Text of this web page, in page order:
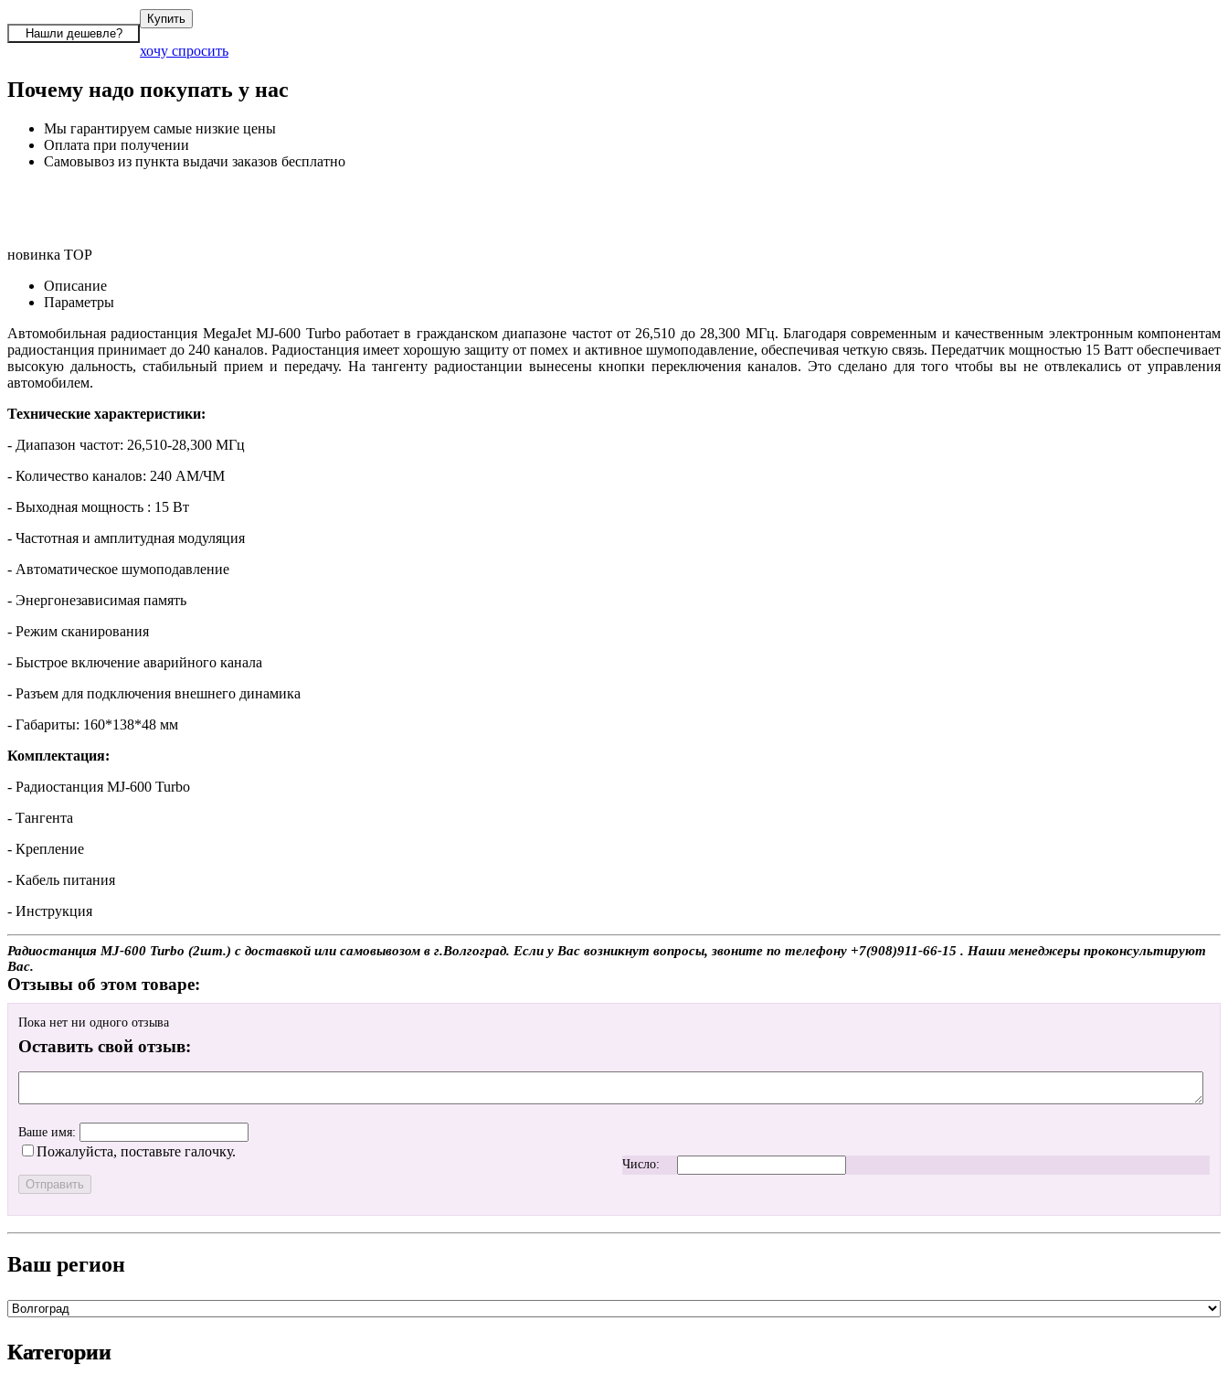
хочу спросить
Почему надо покупать у нас
Мы гарантируем самые низкие цены
Оплата при получении
Самовывоз из пункта выдачи заказов бесплатно
новинка TOP
Описание
Параметры
Автомобильная радиостанция MegaJet MJ-600 Turbo работает в гражданском диапазоне частот от 26,510 до 28,300 МГц. Благодаря современным и качественным электронным компонентам
радиостанция принимает до 240 каналов. Радиостанция имеет хорошую защиту от помех и активное шумоподавление, обеспечивая четкую связь. Передатчик мощностью 15 Ватт обеспечивает
высокую дальность, стабильный прием и передачу. На тангенту радиостанции вынесены кнопки переключения каналов. Это сделано для того чтобы вы не отвлекались от управления
автомобилем.
Технические характеристики:
- Диапазон частот: 26,510-28,300 МГц
- Количество каналов: 240 АМ/ЧМ
- Выходная мощность : 15 Вт
- Частотная и амплитудная модуляция
- Автоматическое шумоподавление
- Энергонезависимая память
- Режим сканирования
- Быстрое включение аварийного канала
- Разъем для подключения внешнего динамика
- Габариты: 160*138*48 мм
Комплектация:
- Радиостанция MJ-600 Turbo
- Тангента
- Крепление
- Кабель питания
- Инструкция
Радиостанция MJ-600 Turbo (2шт.) с доставкой или самовывозом в г.Волгоград. Если у Вас возникнут вопросы, звоните по телефону +7(908)911-66-15 . Наши менеджеры проконсультируют
Вас.
Отзывы об этом товаре:
Пока нет ни одного отзыва
Оставить свой отзыв:
Ваше имя:
Пожалуйста, поставьте галочку.
Число:
Ваш регион
Категории